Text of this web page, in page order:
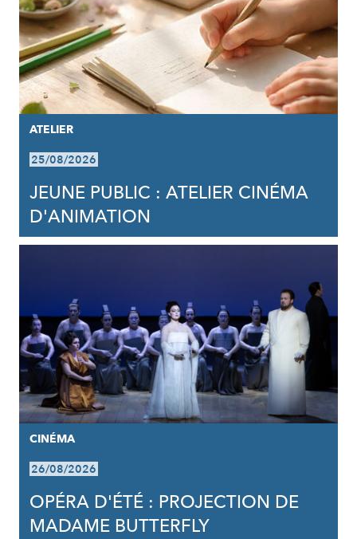
ATELIER
25/08/2026
JEUNE PUBLIC : ATELIER CINÉMA
D'ANIMATION
CINÉMA
26/08/2026
OPÉRA D'ÉTÉ : PROJECTION DE
MADAME BUTTERFLY